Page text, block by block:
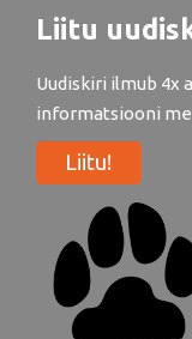
Liitu
Uudiskiri ilmub 4x
informatsiooni
Liitu!